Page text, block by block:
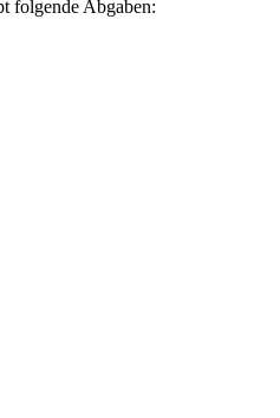
folgende Abgaben: